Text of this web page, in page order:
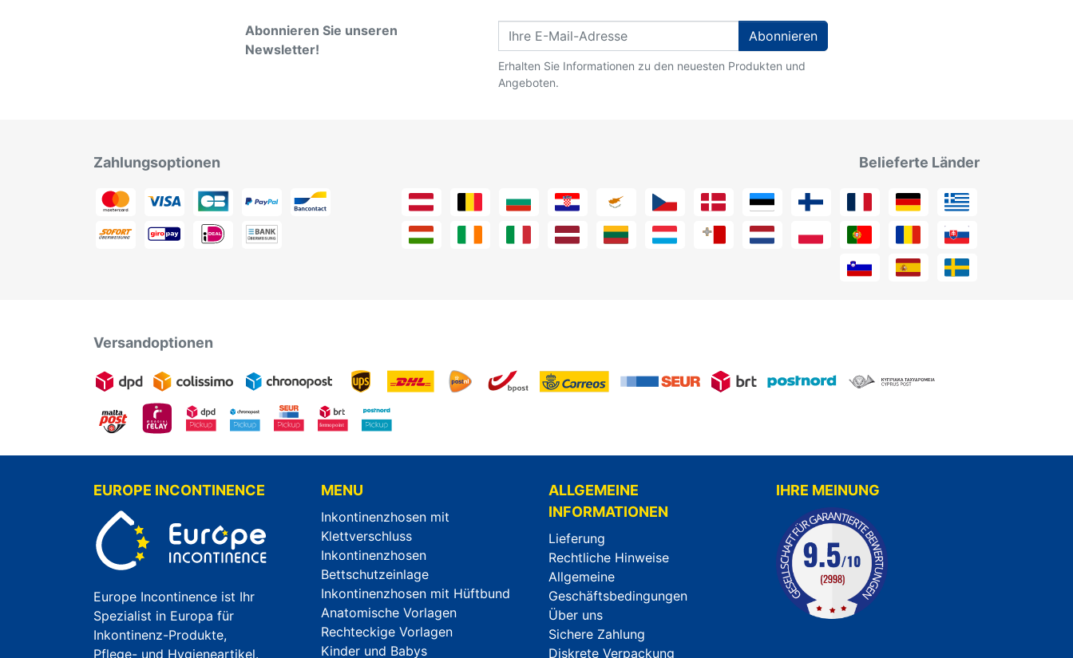
Abonnieren Sie unseren
Newsletter!
Abonnieren
Erhalten Sie Informationen zu den neuesten Produkten und
Angeboten.
Zahlungsoptionen Belieferte Länder
Versandoptionen
EUROPE INCONTINENCE
Europe Incontinence ist Ihr
Spezialist in Europa für
Inkontinenz-Produkte,
Pflege- und Hygieneartikel.
MENU
Inkontinenzhosen mit
Klettverschluss
Inkontinenzhosen
Bettschutzeinlage
Inkontinenzhosen mit Hüftbund
Anatomische Vorlagen
Rechteckige Vorlagen
Kinder und Babys
ALLGEMEINE
INFORMATIONEN
Lieferung
Rechtliche Hinweise
Allgemeine
Geschäftsbedingungen
Über uns
Sichere Zahlung
Diskrete Verpackung
IHRE MEINUNG